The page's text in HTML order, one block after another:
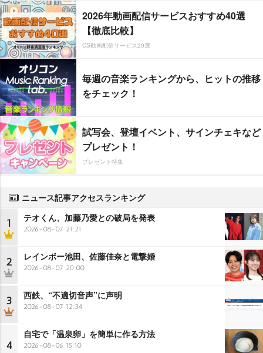
2026年動画配信サービスおすすめ40選
【徹底比較】
CS動画配信サービス20選
毎週の音楽ランキングから、ヒットの推移
をチェック！
試写会、登壇イベント、サインチェキなど
プレゼント！
プレゼント特集
ニュース記事アクセスランキング
1 テオくん、加藤乃愛との破局を発表
2026-08-07 21:21
2 レインボー池田、佐藤佳奈と電撃婚
2026-08-07 20:00
3 西鉄、“不適切音声”に声明
2026-08-07 12:34
4
自宅で「温泉卵」を簡単に作る方法
2026-08-06 15:10